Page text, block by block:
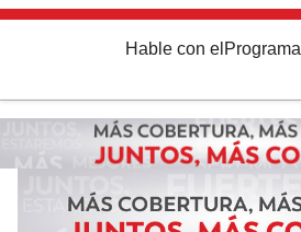
Hable con el Programa